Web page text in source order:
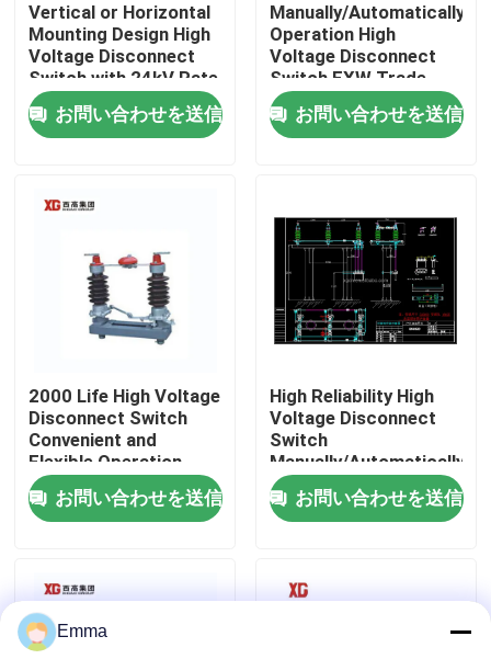
家
プロダクト
品質管理
引用を要求しなさい
空力荷重の壊れ目スイッチ
電力配分の開閉装置
Vertical or Horizontal
Mounting Design High
Voltage Disconnect
Switch with 24kV Rate
Voltage
お問い合わせを送信
Manually/Automatically
Operation High
Voltage Disconnect
Switch EXW Trade
Terms Product
お問い合わせを送信
2000 Life High Voltage
Disconnect Switch
Convenient and
Flexible Operation
お問い合わせを送信
High Reliability High
Voltage Disconnect
Switch
Manually/Automatically
Operated 3 Units for 1
Set EXW Trade Terms
お問い合わせを送信
Emma